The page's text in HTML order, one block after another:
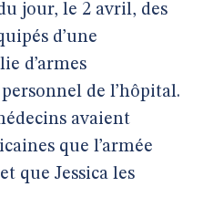
jour, le 2 avril, des
d’une
d’armes
de l’hôpital.
avaient
que l’armée
que Jessica les